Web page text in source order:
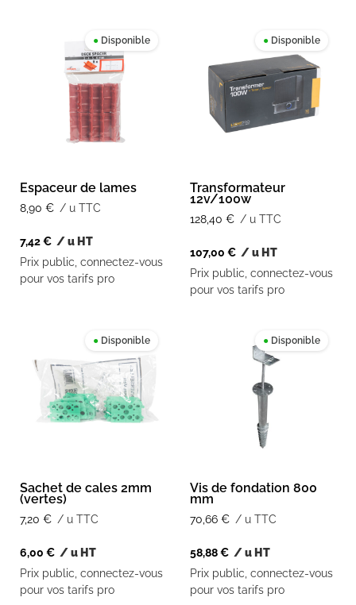
● Disponible
Espaceur de lames
8,90 € / u TTC
7,42€ / u HT
Prix public, connectez-vous
pour vos tarifs pro
● Disponible
Transformateur
12v/100w
128,40 € / u TTC
107,00 € / u HT
Prix public, connectez-vous
pour vos tarifs pro
● Disponible
Sachet de cales 2mm
(vertes)
7,20 € / u TTC
6,00 € / u HT
Prix public, connectez-vous
pour vos tarifs pro
● Disponible
Vis de fondation 800
mm
70,66 € / u TTC
58,88€ / u HT
Prix public, connectez-vous
pour vos tarifs pro